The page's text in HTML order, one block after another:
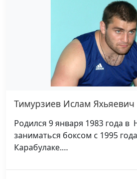
Тимурзиев Ислам Яхьяевич
Родился 9 января 1983 года в
заниматься боксом с 1995
Карабулаке.…